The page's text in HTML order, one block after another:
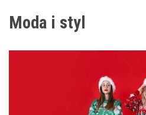
Moda i styl